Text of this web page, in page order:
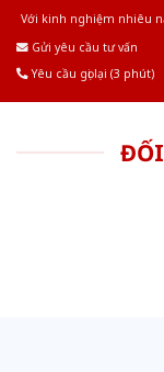
Với kinh nghiệm nhiêu
Gửi yêu cầu tư vấn
Yêu cầu gọi lại (3 phút)
ĐỐI